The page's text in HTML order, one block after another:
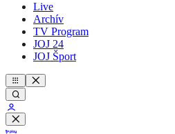
Live
Archív
TV Program
JOJ 24
JOJ Šport